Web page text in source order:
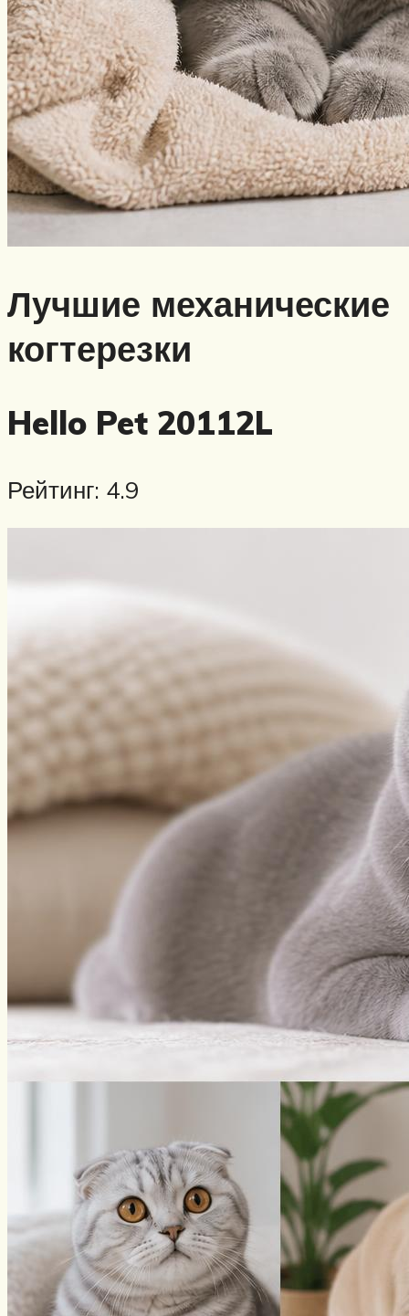
Лучшие механические
когтерезки
Hello Pet 20112L
Рейтинг: 4.9